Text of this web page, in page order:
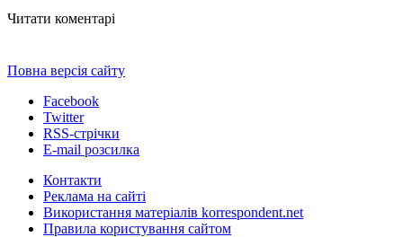
Читати коментарі
Повна версія сайту
Facebook
Twitter
RSS-стрічки
E-mail розсилка
Контакти
Реклама на сайті
Використання матеріалів korrespondent.net
Правила користування сайтом